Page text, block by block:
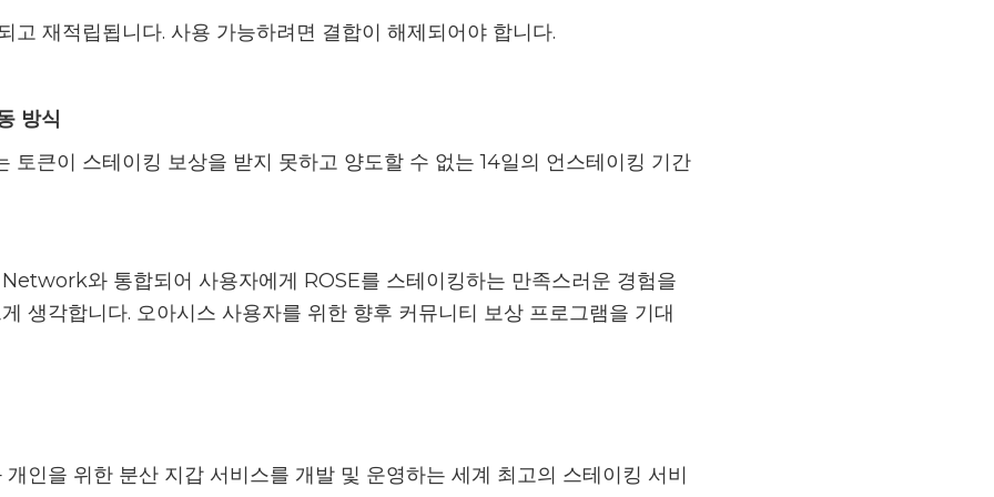
고 재적립됩니다. 사용 가능하려면 결합이 해제되어야 합니다.
방식
토큰이 스테이킹 보상을 받지 못하고 양도할 수 없는 14일의 언스테이킹 기간
와 통합되어 사용자에게 ROSE를 스테이킹하는 만족스러운 경험을
생각합니다. 오아시스 사용자를 위한 향후 커뮤니티 보상 프로그램을 기대
인을 위한 분산 지갑 서비스를 개발 및 운영하는 세계 최고의 스테이킹 서비